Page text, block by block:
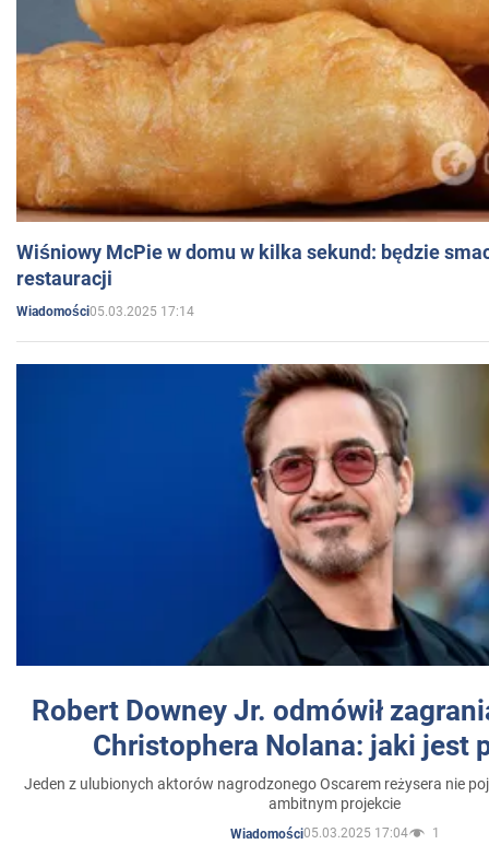
Wiśniowy McPie w domu w kilka sekund: będzie
restauracji
Wiadomości05.03.2025 17:14
Robert Downey Jr. odmówił
Christophera Nolana: jaki jest
Jeden z ulubionych aktorów nagrodzonego Oscarem reżysera nie
ambitnym projekcie
Wiadomości05.03.2025 17:04 1